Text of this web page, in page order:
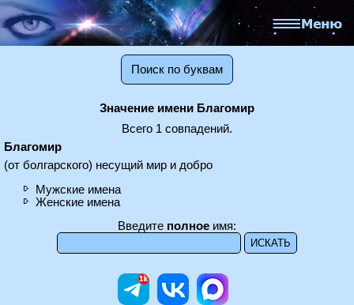
Поиск по буквам
Значение имени Благомир
Всего 1 совпадений.
Благомир
(от болгарского) несущий мир и добро
Мужские имена
Женские имена
Введите полное имя: